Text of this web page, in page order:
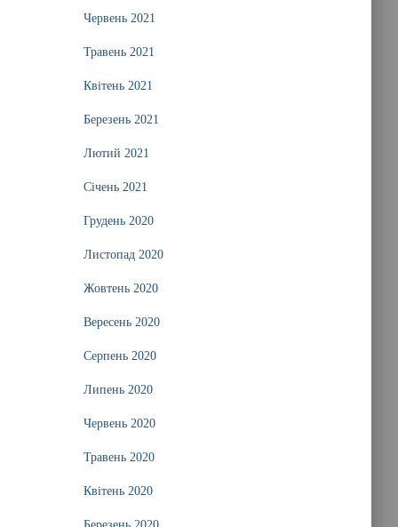
Червень 2021
Травень 2021
Квітень 2021
Березень 2021
Лютий 2021
Січень 2021
Грудень 2020
Листопад 2020
Жовтень 2020
Вересень 2020
Серпень 2020
Липень 2020
Червень 2020
Травень 2020
Квітень 2020